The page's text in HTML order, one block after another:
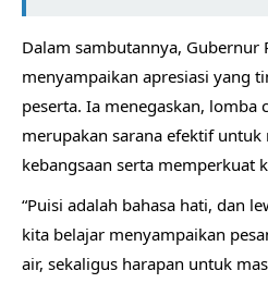
Dalam sambutannya, Gubernur
menyampaikan apresiasi yang
peserta. Ia menegaskan, lomba
merupakan sarana efektif
kebangsaan serta memperkuat
“Puisi adalah bahasa hati, dan
kita belajar menyampaikan
air, sekaligus harapan untuk